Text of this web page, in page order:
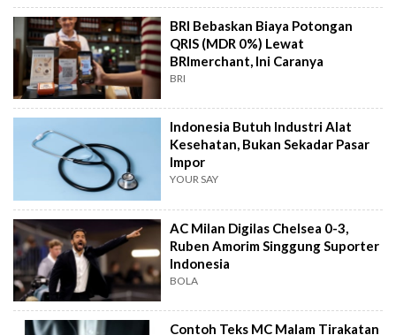
BRI Bebaskan Biaya Potongan
QRIS (MDR 0%) Lewat
BRImerchant, Ini Caranya
BRI
Indonesia Butuh Industri Alat
Kesehatan, Bukan Sekadar Pasar
Impor
YOUR SAY
AC Milan Digilas Chelsea 0-3,
Ruben Amorim Singgung Suporter
Indonesia
BOLA
Contoh Teks MC Malam Tirakatan